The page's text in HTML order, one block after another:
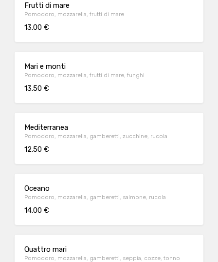
Frutti di mare
Pomodoro, mozzarella, frutti di mare
13.00 €
Mari e monti
Pomodoro, mozzarella, frutti di mare, funghi
13.50 €
Mediterranea
Pomodoro, mozzarella, gamberetti, zucchine, rucola
12.50 €
Oceano
Pomodoro, mozzarella, gamberetti, salmone, rucola
14.00 €
Quattro mari
Pomodoro, mozzarella, gamberetti, seppia, cozze, tonno